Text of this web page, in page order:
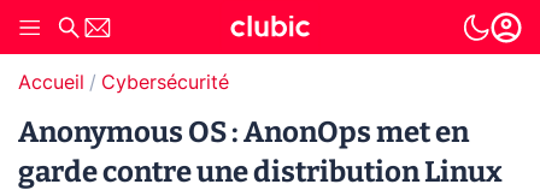
Accueil Cybersécurité
Anonymous OS : AnonOps met en
garde contre une distribution Linux